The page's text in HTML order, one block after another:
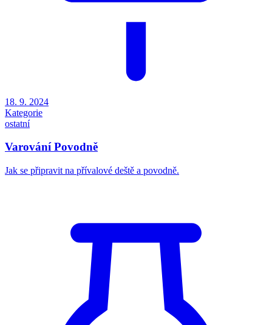
18. 9. 2024
Kategorie
ostatní
Varování Povodně
Jak se připravit na přívalové deště a povodně.